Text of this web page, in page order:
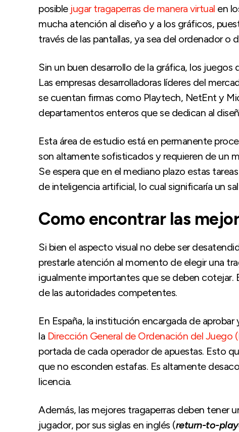
posible jugar tragaperras de manera virtual en
mucha atención al diseño y a los gráficos,
través de las pantallas, ya sea del ordenador o
Sin un buen desarrollo de la gráfica, los
Las empresas desarrolladoras líderes del
se cuentan firmas como Playtech, NetEnt y
departamentos enteros que se dedican al
Esta área de estudio está en permanente
son altamente sofisticados y requieren de un
Se espera que en el mediano plazo estas
de inteligencia artificial, lo cual significaría un
Como encontrar las
Si bien el aspecto visual no debe ser
prestarle atención al momento de elegir una
igualmente importantes que se deben cotejar.
de las autoridades competentes.
En España, la institución encargada de
la Dirección General de Ordenación del Juego
portada de cada operador de apuestas. Esto
que no esconden estafas. Es altamente
licencia.
Además, las mejores tragaperras deben tener
jugador, por sus siglas en inglés (return-to-